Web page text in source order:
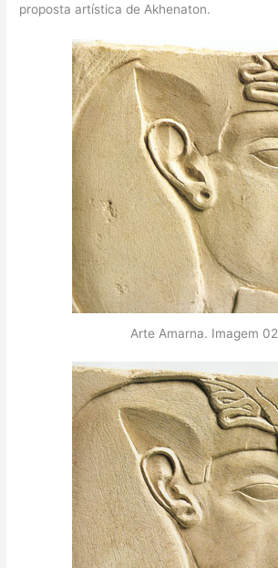
proposta artística de Akhenaton.
Arte Amarna. Imagem 02